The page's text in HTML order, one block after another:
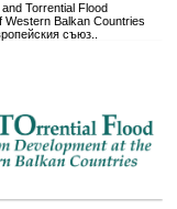
Torrential Flood
Western Balkan Countries
съюз..